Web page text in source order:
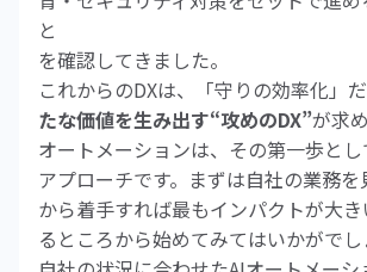
と
を確認してきました。
これからのDXは、「守りの効率化」だ
たな価値を生み出す“攻めのDX”が求
オートメーションは、その第一歩と
アプローチです。まずは自社の業務
から着手すれば最もインパクトが大
るところから始めてみてはいかがでし